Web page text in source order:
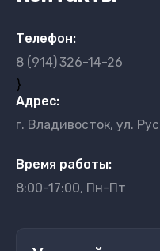
Телефон:
8 (914)326-14-26
}
Адрес:
г. Владивосток, ул.
Время работы:
8:00-17:00, Пн-Пт